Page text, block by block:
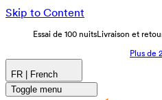
Skip to Content
Essai de 100 nuitsLivraison et
Plus de
FR | French
Toggle menu